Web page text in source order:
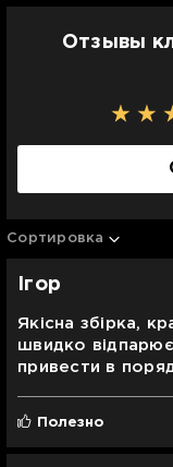
Отзывы
Сортировка
Ігор
Якісна збірка,
швидко
привести в
Полезно